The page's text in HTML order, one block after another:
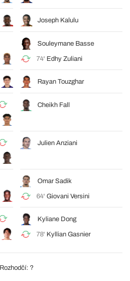
Joseph Kalulu
Souleymane Basse
74' Edhy Zuliani
Rayan Touzghar
Cheikh Fall
Julien Anziani
Omar Sadik
64' Giovani Versini
Kyliane Dong
78' Kyllian Gasnier
Rozhodčí: ?